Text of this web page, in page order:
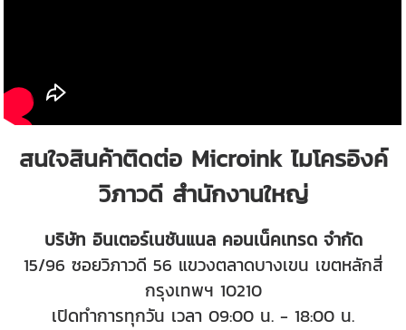
สนใจสินค้าติดต่อ Microink ไมโครอิงค์
วิภาวดี สำนักงานใหญ่
บริษัท อินเตอร์เนชันแนล คอนเน็คเทรด จำกัด
15/96 ซอยวิภาวดี 56 แขวงตลาดบางเขน เขตหลักสี่
กรุงเทพฯ 10210
เปิดทำการทุกวัน เวลา 09:00 น. - 18:00 น.